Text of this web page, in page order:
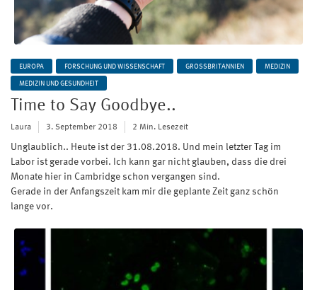
EUROPA FORSCHUNG UND WISSENSCHAFT GROSSBRITANNIEN MEDIZIN
MEDIZIN UND GESUNDHEIT
Time to Say Goodbye..
Laura 3. September 2018 2 Min. Lesezeit
Unglaublich.. Heute ist der 31.08.2018. Und mein letzter Tag im
Labor ist gerade vorbei. Ich kann gar nicht glauben, dass die drei
Monate hier in Cambridge schon vergangen sind.
Gerade in der Anfangszeit kam mir die geplante Zeit ganz schön
lange vor.